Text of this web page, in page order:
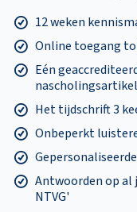
12 weken
Online toegang
Eén
nascholingsartikel
Het tijdschrift 3
Onbeperkt
Antwoorden op al
NTVG'